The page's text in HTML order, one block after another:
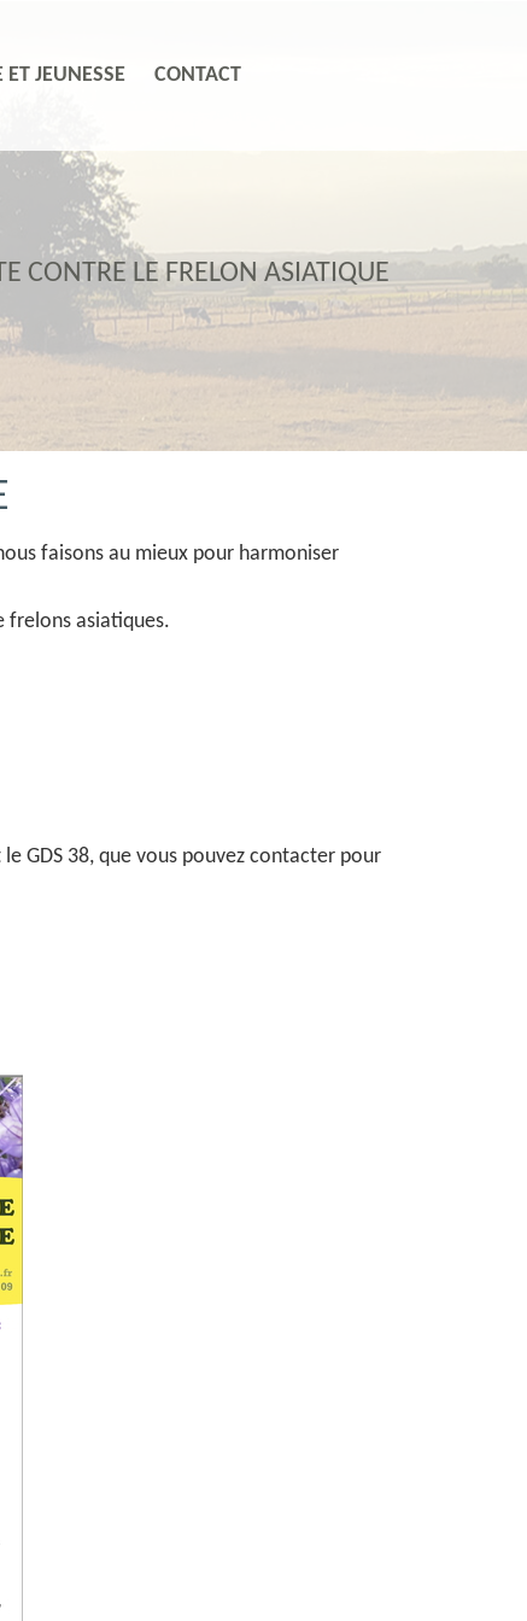
ET JEUNESSE CONTACT
CONTRE LE FRELON ASIATIQUE
faisons au mieux pour harmoniser
frelons asiatiques.
GDS 38, que vous pouvez contacter pour